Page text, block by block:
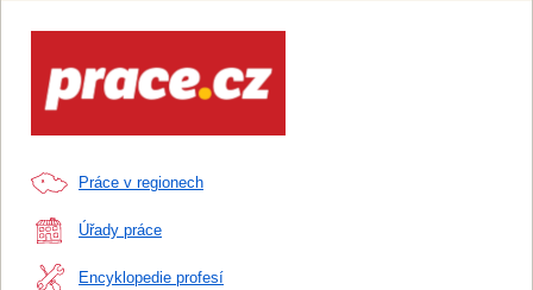
Práce v regionech
Úřady práce
Encyklopedie profesí